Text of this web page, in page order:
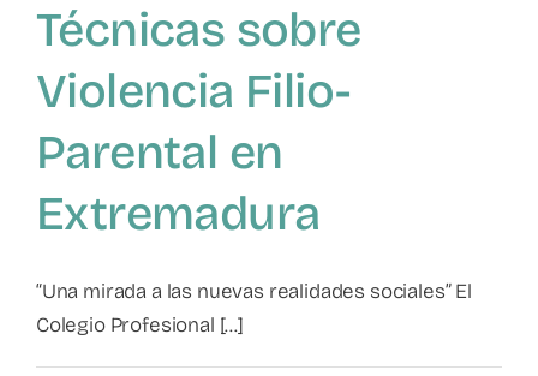
Mapa de recursos
Observatorio VFP
Técnicas sobre
Violencia Filio-
Parental en
Extremadura
“Una mirada a las nuevas realidades sociales” El
Colegio Profesional [...]